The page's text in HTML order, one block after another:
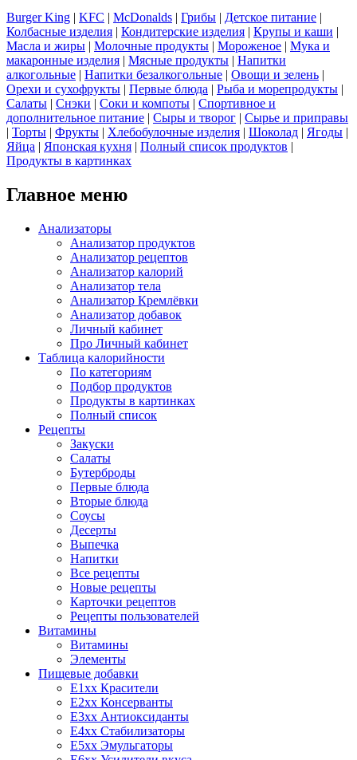
Burger King
KFC McDonalds Грибы Детское питание
Колбасные изделия
Кондитерские изделия Крупы и каши
Масла и жиры
Молочные продукты Мороженое
Мука и
макаронные изделия
Мясные продукты
Напитки
алкогольные
Напитки безалкогольные Овощи и зелень
Орехи и сухофрукты
Первые блюда Рыба и морепродукты
Салаты
Снэки Соки и компоты
Спортивное и
дополнительное питание
Сыры и творог
Сырье и приправы
Торты Фрукты Хлебобулочные изделия Шоколад Ягоды
Яйца
Японская кухня Полный список продуктов
Продукты в картинках
Главное меню
Анализаторы
Анализатор продуктов
Анализатор рецептов
Анализатор калорий
Анализатор тела
Анализатор Кремлёвки
Анализатор добавок
Личный кабинет
Про Личный кабинет
Таблица калорийности
По категориям
Подбор продуктов
Продукты в картинках
Полный список
Рецепты
Закуски
Салаты
Бутерброды
Первые блюда
Вторые блюда
Соусы
Десерты
Выпечка
Напитки
Все рецепты
Новые рецепты
Карточки рецептов
Рецепты пользователей
Витамины
Витамины
Элементы
Пищевые добавки
E1xx Красители
E2xx Консерванты
E3xx Антиоксиданты
E4xx Стабилизаторы
E5xx Эмульгаторы